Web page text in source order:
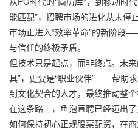
能匹配”，招聘市场的进化从未停
市场正进入“效率革命”的新阶段
与信任的终极矛盾。
但技术只是起点，而非终点。未
具”，更要是“职业伙伴”——帮助
到文化契合的人才，最终推动整个
在这条路上，鱼泡直聘已经迈出
如何保持初心正规股票配资，在